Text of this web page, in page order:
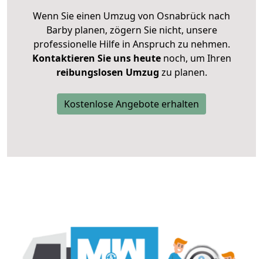
Wenn Sie einen Umzug von Osnabrück nach
Barby planen, zögern Sie nicht, unsere
professionelle Hilfe in Anspruch zu nehmen.
Kontaktieren Sie uns heutenoch, um Ihren
reibungslosen Umzug zu planen.
Kostenlose Angebote erhalten